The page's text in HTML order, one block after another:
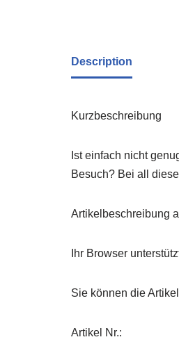
Description
Kurzbeschreibung
Ist einfach nicht
Besuch? Bei all
Artikelbeschreibung
Ihr Browser
Sie können die
Artikel Nr.: